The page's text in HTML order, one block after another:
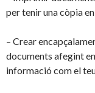
per tenir una còpia
– Crear
documents afegint
informació com el